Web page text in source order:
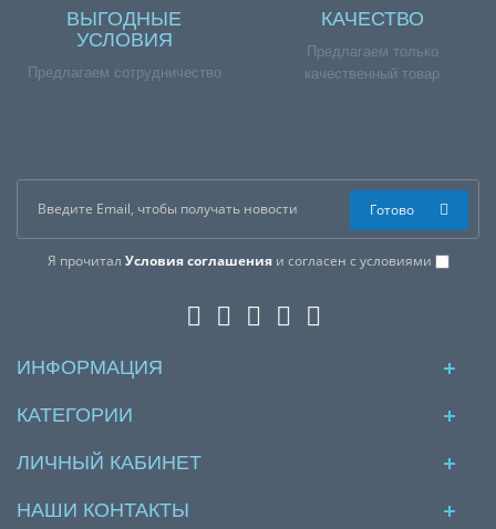
ВЫГОДНЫЕ
УСЛОВИЯ
Предлагаем сотрудничество
КАЧЕСТВО
Предлагаем только
качественный товар
Я прочитал Условия соглашенияи согласен с условиями
Готово
ИНФОРМАЦИЯ
КАТЕГОРИИ
ЛИЧНЫЙ КАБИНЕТ
НАШИ КОНТАКТЫ